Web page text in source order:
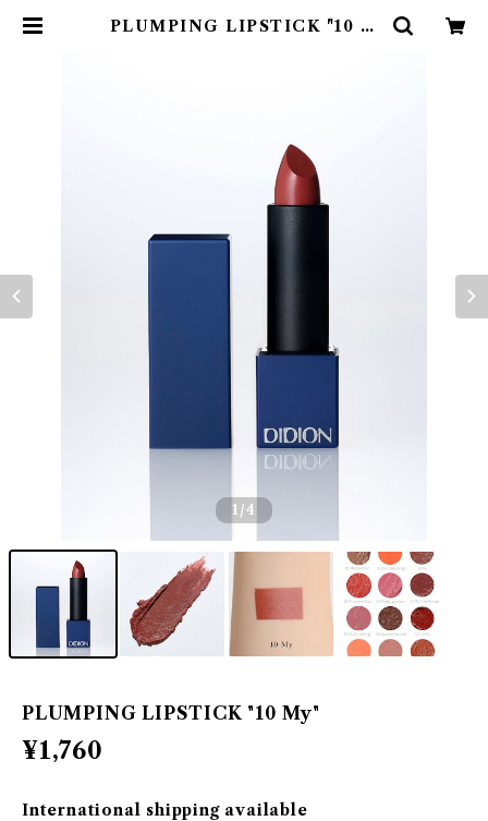
PLUMPING LIPSTICK "10 M
1 /4
PLUMPING LIPSTICK "10 My"
¥1,760
International shipping available